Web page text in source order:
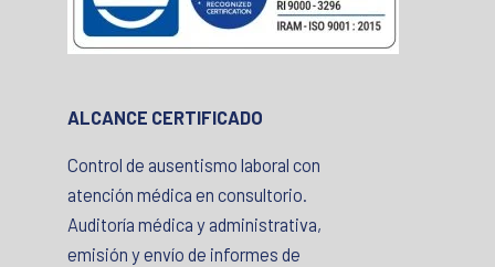
ALCANCE CERTIFICADO
Control de ausentismo laboral con
atención médica en consultorio.
Auditoría médica y administrativa,
emisión y envío de informes de